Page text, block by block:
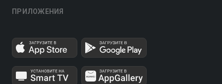
ПРИЛОЖЕНИЯ